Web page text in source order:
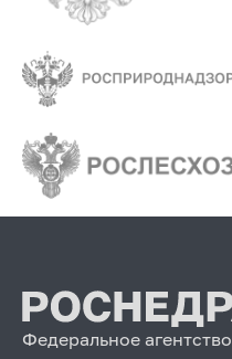
Федеральное агентство